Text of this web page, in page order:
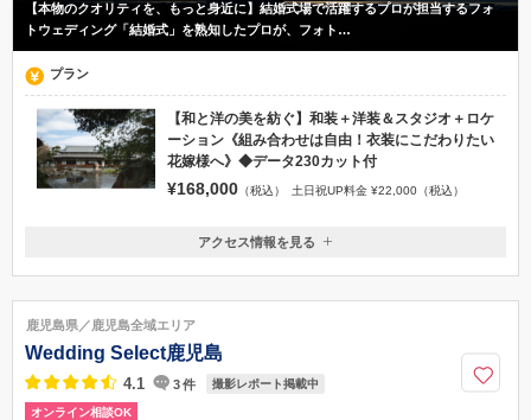
【本物のクオリティを、もっと身近に】結婚式場で活躍するプロが担当するフォ
トウェディング「結婚式」を熟知したプロが、フォト…
プラン
【和と洋の美を紡ぐ】和装＋洋装＆スタジオ＋ロケ
ーション《組み合わせは自由！衣装にこだわりたい
花嫁様へ》◆データ230カット付
¥168,000 （税込） 土日祝UP料金 ¥22,000（税込）
鹿児島県鹿児島市天保山町9-17
099-800-7123
アクセス情報を見る
鹿児島県／鹿児島全域エリア
Wedding Select鹿児島
4.1 3件 撮影レポート掲載中
オンライン相談OK